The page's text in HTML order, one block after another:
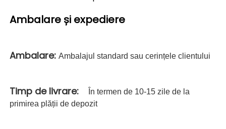
Ambalare și expediere
Ambalare: Ambalajul standard sau cerințele clientului
Timp de livrare:
În termen de 10-15 zile de la
primirea plății de depozit